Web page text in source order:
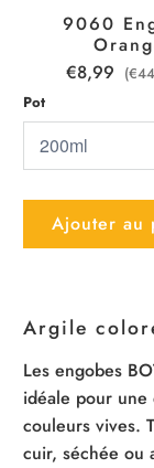
9060
€8,99
Pot
Ajouter au
Argile
Les engobes
idéale pour une
couleurs vives.
cuir, séchée ou